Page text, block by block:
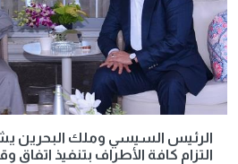
الرئيس السيسي وملك البحرين
التزام كافة الأطراف بتنفيذ